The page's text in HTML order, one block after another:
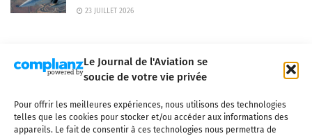
Le Journal de l'Aviation se
soucie de votre vie privée
Pour offrir les meilleures expériences, nous utilisons des technologies
telles que les cookies pour stocker et/ou accéder aux informations des
appareils. Le fait de consentir à ces technologies nous permettra de
23 JUILLET 2026
Qui sommes-nous ? Nous contacter
Partenaires
Mentions légales
CGV Politique de confidentialité Cookies